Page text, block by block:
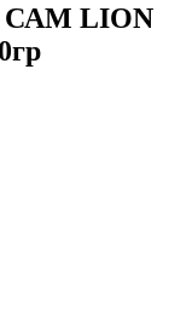
САМ LION